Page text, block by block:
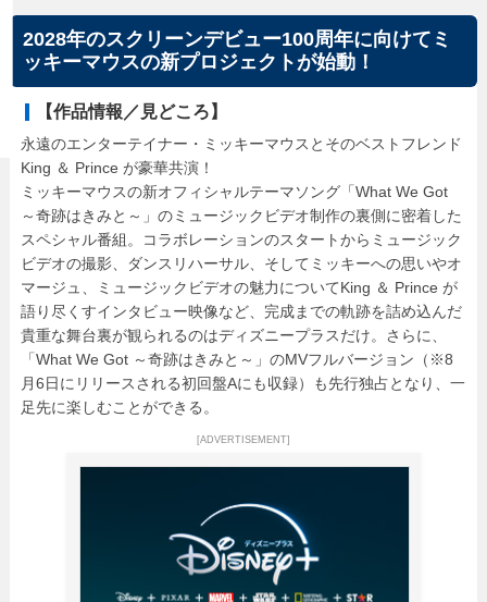
2028年のスクリーンデビュー100周年に向けてミ
ッキーマウスの新プロジェクトが始動！
【作品情報／見どころ】
永遠のエンターテイナー・ミッキーマウスとそのベストフレンド
King ＆ Prince が豪華共演！
ミッキーマウスの新オフィシャルテーマソング「What We Got
～奇跡はきみと～」のミュージックビデオ制作の裏側に密着した
スペシャル番組。コラボレーションのスタートからミュージック
ビデオの撮影、ダンスリハーサル、そしてミッキーへの思いやオ
マージュ、ミュージックビデオの魅力についてKing ＆ Prince が
語り尽くすインタビュー映像など、完成までの軌跡を詰め込んだ
貴重な舞台裏が観られるのはディズニープラスだけ。さらに、
「What We Got ～奇跡はきみと～」のMVフルバージョン（※8
月6日にリリースされる初回盤Aにも収録）も先行独占となり、一
足先に楽しむことができる。
[ADVERTISEMENT]